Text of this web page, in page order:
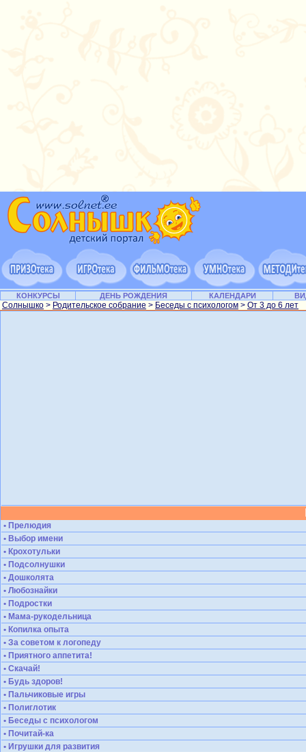
КОНКУРСЫ ДЕНЬ РОЖДЕНИЯ КАЛЕНДАРИ
Солнышко > Родительское собрание > Беседы с психологом > От 3 до 6 лет
• Прелюдия
• Выбор имени
• Крохотульки
• Подсолнушки
• Дошколята
• Любознайки
• Подростки
• Мама-рукодельница
• Копилка опыта
• За советом к логопеду
• Приятного аппетита!
• Скачай!
• Будь здоров!
• Пальчиковые игры
• Полиглотик
• Беседы с психологом
• Почитай-ка
• Игрушки для развития